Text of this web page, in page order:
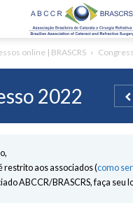
online | BRASCRS
2022
restrito aos associados (como
ABCCR/BRASCRS, faça seu